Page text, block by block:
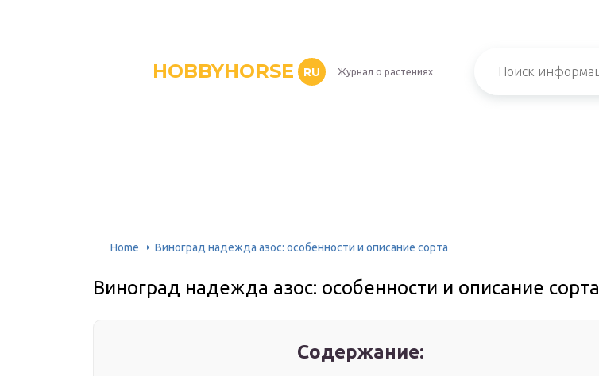
HOBBYHORSE RU Журнал о растениях
Home Виноград надежда азос: особенности и описание сорта
Виноград надежда азос: особенности и описание сорта
Содержание: